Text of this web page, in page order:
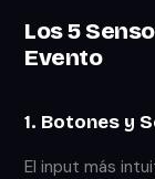
Los 5
Evento
1. Botones y
El input más